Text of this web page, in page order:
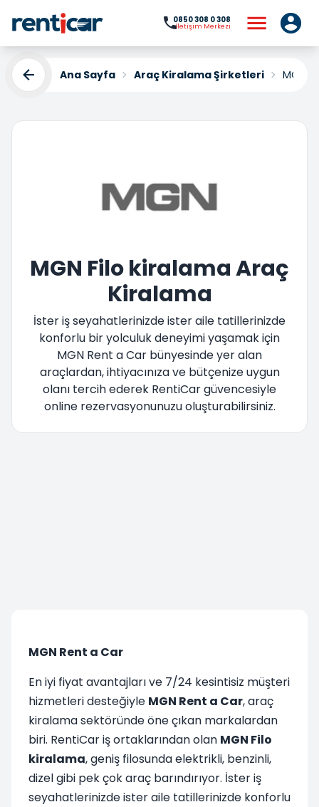
0850 308 0 308
İletişim Merkezi
Ana Sayfa Araç Kiralama Şirketleri MGN
MGN Filo kiralama Araç
Kiralama
İster iş seyahatlerinizde ister aile tatillerinizde
konforlu bir yolculuk deneyimi yaşamak için
MGN Rent a Car bünyesinde yer alan
araçlardan, ihtiyacınıza ve bütçenize uygun
olanı tercih ederek RentiCar güvencesiyle
online rezervasyonunuzu oluşturabilirsiniz.
MGN Rent a Car
En iyi fiyat avantajları ve 7/24 kesintisiz müşteri
hizmetleri desteğiyle MGN Rent a Car, araç
kiralama sektöründe öne çıkan markalardan
biri. RentiCar iş ortaklarından olan MGN Filo
kiralama, geniş filosunda elektrikli, benzinli,
dizel gibi pek çok araç barındırıyor. İster iş
seyahatlerinizde ister aile tatillerinizde konforlu